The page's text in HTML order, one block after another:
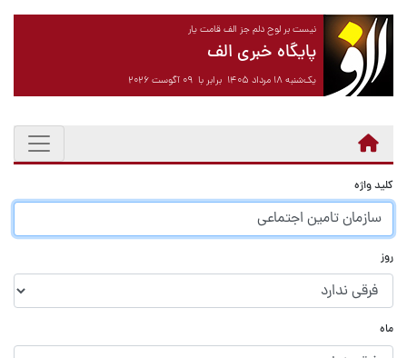
نیست بر لوح دلم جز الف قامت یار
پایگاه خبری الف
یک‌شنبه ۱۸ مرداد ۱۴۰۵ برابر با ۰۹ آگوست ۲۰۲۶
کلید واژه
روز
ماه